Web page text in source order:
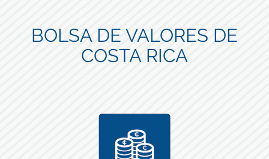
BOLSA DE VALORES DE
COSTA RICA